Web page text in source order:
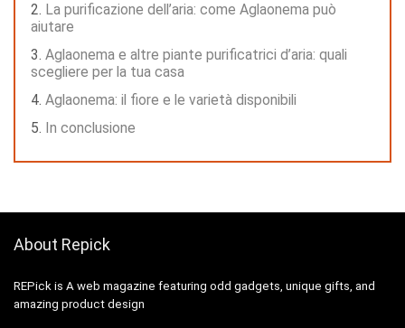
La purificazione dell’aria: come Aglaonema può
aiutare
Aglaonema e altre piante purificatrici d’aria: quali
scegliere per la tua casa
Aglaonema: il fiore e le varietà disponibili
In conclusione
About Repick
REPick is A web magazine featuring odd gadgets, unique gifts, and
amazing product design